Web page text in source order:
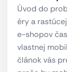
Úvod do
éry a
e-shopov
vlastnej
článok vás